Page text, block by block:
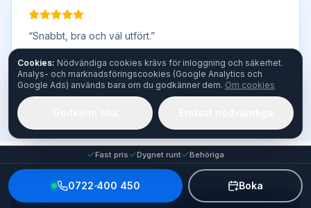
“Snabbt, bra och väl utfört.”
Verifierad kund
juli 2026
BankID
Fast pris Dygnet runt Behöriga
0722 400 450 Boka
Cookies: Nödvändiga cookies krävs för inloggning och säkerhet.
Analys- och marknadsföringscookies (Google Analytics och
Google Ads) används bara om du godkänner dem. Om cookies